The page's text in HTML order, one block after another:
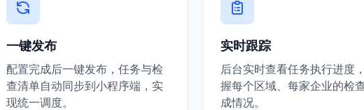
一键发布
配置完成后一键发布，任务与检
查清单自动同步到小程序端，实
现统一调度。
实时跟踪
后台实时查看任务执行进度
握每个区域、每家企业的检
成情况。